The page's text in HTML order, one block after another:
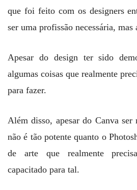
que foi feito com os designers
ser uma profissão necessária, mas
Apesar do design ter sido
algumas coisas que realmente
para fazer.
Além disso, apesar do Canva ser
não é tão potente quanto o
de arte que realmente
capacitado para tal.